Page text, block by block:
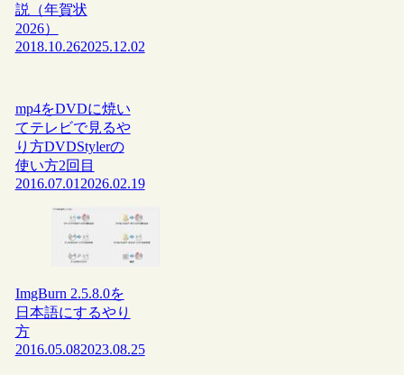
説（年賀状
2026）
2018.10.262025.12.02
mp4をDVDに焼い
てテレビで見るや
り方DVDStylerの
使い方2回目
2016.07.01 2026.02.19
ImgBurn 2.5.8.0を
日本語にするやり
方
2016.05.082023.08.25